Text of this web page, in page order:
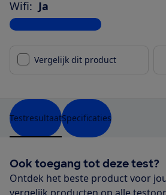
Wifi: Ja
Bekijk alle specificaties
Vergelijk dit product
TestresultaatSpecificaties
Ook toegang tot deze test?
Ontdek het beste product voor